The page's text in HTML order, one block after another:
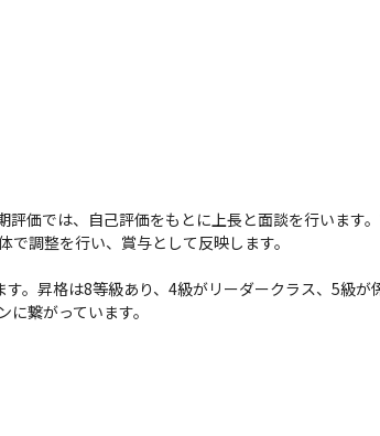
価では、自己評価をもとに上長と面談を行います
調整を行い、賞与として反映します。
。昇格は8等級あり、4級がリーダークラス、5級
繋がっています。